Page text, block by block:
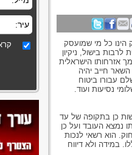
הינו כל מי שמועסק
בישול, ניקיון
אזרחותו הישראלית
חייב יהיה
עבורו ביטוח
נסיעות ועוד.
כן בתקופה של עד
נמצא העובד ועל כן
הוא רשאי לנכות
במידה ולא דיווח